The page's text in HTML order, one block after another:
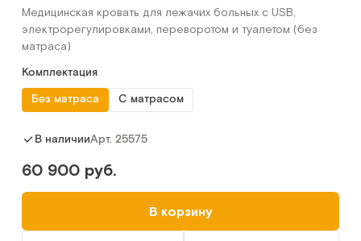
Медицинская кровать для лежачих больных с USB,
электрорегулировками, переворотом и туалетом (без
матраса)
Комплектация
Без матраса
С матрасом
В наличииАрт. 25575
60 900 руб.
В корзину